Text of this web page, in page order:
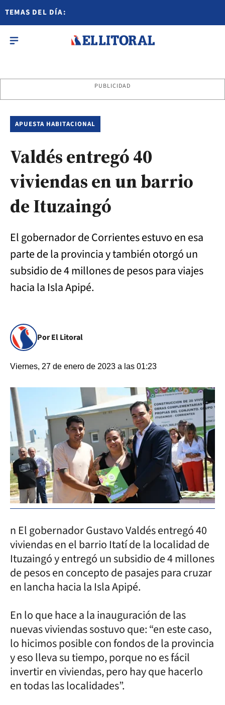
TEMAS DEL DÍA:
PUBLICIDAD
APUESTA HABITACIONAL
Valdés entregó 40
viviendas en un barrio
de Ituzaingó
El gobernador de Corrientes estuvo en esa
parte de la provincia y también otorgó un
subsidio de 4 millones de pesos para viajes
hacia la Isla Apipé.
Por El Litoral
Viernes, 27 de enero de 2023 a las 01:23
n El gobernador Gustavo Valdés entregó 40
viviendas en el barrio Itatí de la localidad de
Ituzaingó y entregó un subsidio de 4 millones
de pesos en concepto de pasajes para cruzar
en lancha hacia la Isla Apipé.
En lo que hace a la inauguración de las
nuevas viviendas sostuvo que: “en este caso,
lo hicimos posible con fondos de la provincia
y eso lleva su tiempo, porque no es fácil
invertir en viviendas, pero hay que hacerlo
en todas las localidades”.